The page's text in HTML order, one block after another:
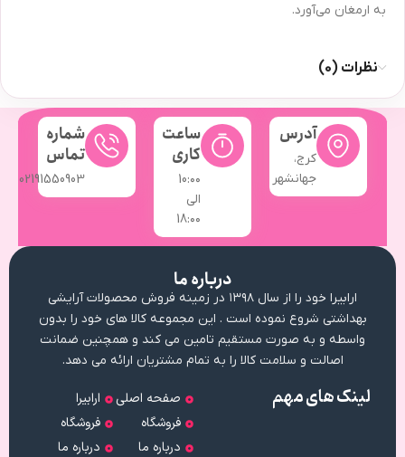
به ارمغان می‌آورد.
نظرات (0)
آدرس
کرج،
جهانشهر
ساعت
کاری
10:۰۰
الی
18:۰۰
شماره
تماس
02191550903
لینک های مهم
صفحه اصلی
فروشگاه
درباره ما
ارابیرا
فروشگاه
درباره ما
درباره ما
ارابیرا خود را از سال ۱۳۹۸ در زمینه فروش محصولات آرایشی
بهداشتی شروع نموده است . این مجموعه کالا های خود را بدون
واسطه و به صورت مستقیم تامین می کند و همچنین ضمانت
اصالت و سلامت کالا را به تمام مشتریان ارائه می دهد.